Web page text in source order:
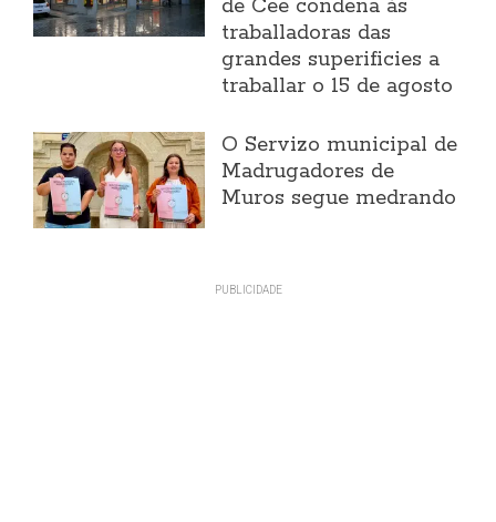
de Cee condena ás
traballadoras das
grandes superificies a
traballar o 15 de agosto
O Servizo municipal de
Madrugadores de
Muros segue medrando